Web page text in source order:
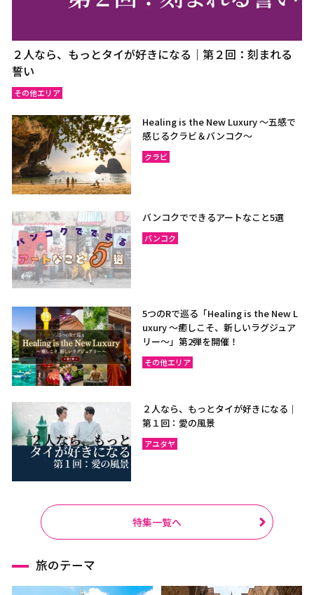
２人なら、もっとタイが好きになる｜第２回：刻まれる
誓い
その他エリア
Healing is the New Luxury ～五感で
感じるクラビ＆バンコク～
クラビ
バンコクでできるアートなこと5選
バンコク
5つのRで巡る「Healing is the New L
uxury ～癒しこそ、新しいラグジュア
リー〜」第2弾を開催！
その他エリア
２人なら、もっとタイが好きになる｜
第１回：愛の風景
アユタヤ
特集一覧へ
旅のテーマ